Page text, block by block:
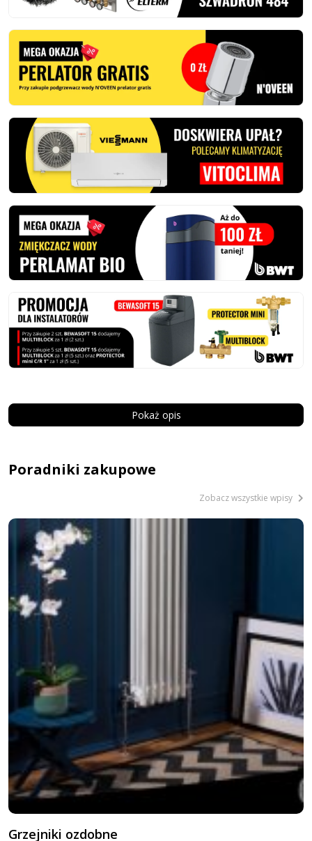
Pokaż opis
Poradniki zakupowe
Zobacz wszystkie wpisy
Grzejniki ozdobne